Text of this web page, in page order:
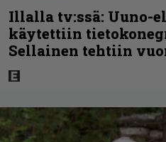
Illalla tv:ssä: Uuno-
käytettiin
Sellainen tehtiin